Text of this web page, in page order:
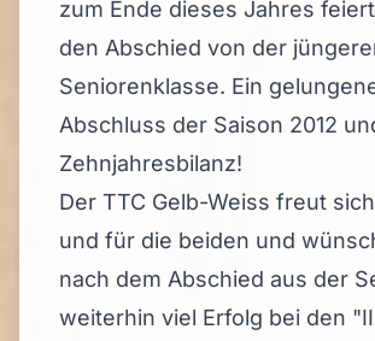
zum Ende dieses Jahres
den Abschied von der
Seniorenklasse. Ein
Abschluss der Saison 2012
Zehnjahresbilanz!
Der TTC Gelb-Weiss freut
und für die beiden und
nach dem Abschied aus der
weiterhin viel Erfolg bei den